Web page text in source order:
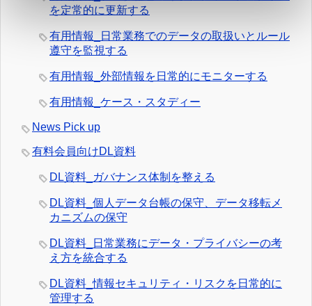
を定常的に更新する
有用情報_日常業務でのデータの取扱いとルール
遵守を監視する
有用情報_外部情報を日常的にモニターする
有用情報_ケース・スタディー
News Pick up
有料会員向けDL資料
DL資料_ガバナンス体制を整える
DL資料_個人データ台帳の保守、データ移転メ
カニズムの保守
DL資料_日常業務にデータ・プライバシーの考
え方を統合する
DL資料_情報セキュリティ・リスクを日常的に
管理する